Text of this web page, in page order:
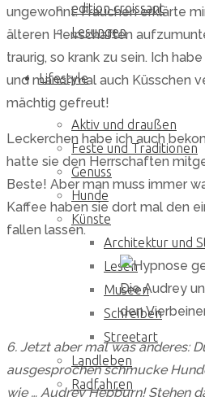
edition croissant
Lesungen
Lifestyle
Aktiv und draußen
Feste und Traditionen
Genuss
Hunde
Künste
Architektur und
Lesen
Museen
Schreiben
Streetart
Landleben
Radfahren
ungewohnt. Frauchen erklärte
älteren Herrschaften
traurig, so krank zu sein. Ich
und manchmal auch Küsschen
mächtig gefreut!
Leckerchen habe ich auch
hatte sie den Herrschaften
Beste! Aber man muss immer
Kaffee haben sie dort mal den
fallen lassen.
Die Audrey
den
6. Jetzt aber mal was anderes:
ausgesprochen schmucke
wie … Audrey Hepburn! Stehen